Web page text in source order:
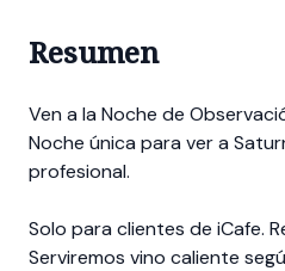
Resumen
Ven a la Noche de
Noche única para ver a
profesional.
Solo para clientes de iCafe.
Serviremos vino caliente